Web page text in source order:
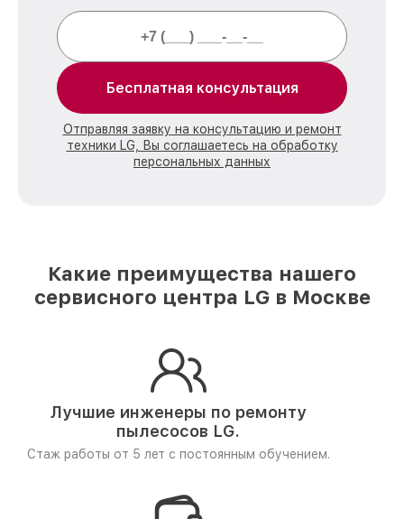
Бесплатная консультация
Отправляя заявку на консультацию и ремонт
техники LG, Вы соглашаетесь на обработку
персональных данных
Какие преимущества нашего
сервисного центра LG в Москве
Лучшие инженеры по ремонту
пылесосов LG.
Стаж работы от 5 лет с постоянным обучением.